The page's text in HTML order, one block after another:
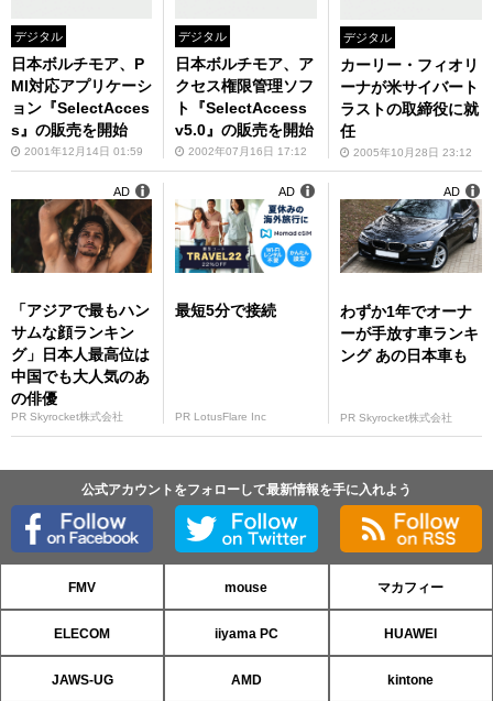
デジタル
日本ボルチモア、P
MI対応アプリケーシ
ョン『SelectAcces
s』の販売を開始
2001年12月14日 01:59
デジタル
日本ボルチモア、ア
クセス権限管理ソフ
ト『SelectAccess
v5.0』の販売を開始
2002年07月16日 17:12
デジタル
カーリー・フィオリ
ーナが米サイバート
ラストの取締役に就
任
2005年10月28日 23:12
「アジアで最もハン
サムな顔ランキン
グ」日本人最高位は
中国でも大人気のあ
の俳優
PR Skyrocket株式会社
AD
最短5分で接続
PR LotusFlare Inc
AD
わずか1年でオーナ
ーが手放す車ランキ
ング あの日本車も
PR Skyrocket株式会社
AD
公式アカウントをフォローして最新情報を手に入れよう
FMV mouse マカフィー
ELECOM iiyama PC HUAWEI
JAWS-UG AMD kintone